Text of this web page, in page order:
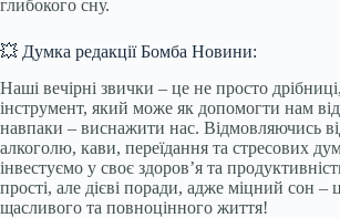
глибокого сну.
💥 Думка редакції Бомба Новини:
Наші вечірні звички – це не просто
інструмент, який може як допомогти нам
навпаки – виснажити нас. Відмовляючись
алкоголю, кави, переїдання та стресових
інвестуємо у своє здоров’я та
прості, але дієві поради, адже міцний сон –
щасливого та повноцінного життя!